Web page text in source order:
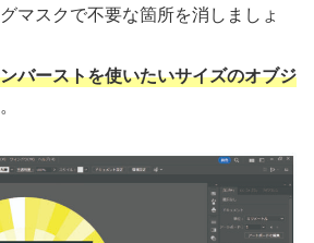
マスクで不要な箇所を消しましょ
バーストを使いたいサイズのオブジ